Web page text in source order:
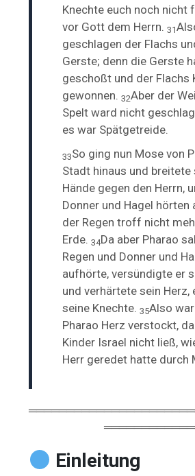
Knechte euch noch nicht
vor Gott dem Herrn.31
geschlagen der Flachs
Gerste; denn die Gerste
geschoßt und der Flachs
gewonnen.32Aber der
Spelt ward nicht
es war Spätgetreide.
33So ging nun Mose von
Stadt hinaus und breitete
Hände gegen den Herrn,
Donner und Hagel hörten
der Regen troff nicht
Erde.34Da aber Pharao
Regen und Donner und
aufhörte, versündigte er
und verhärtete sein Herz,
seine Knechte.35Also
Pharao Herz verstockt,
Kinder Israel nicht ließ,
Herr geredet hatte durch
Einleitung